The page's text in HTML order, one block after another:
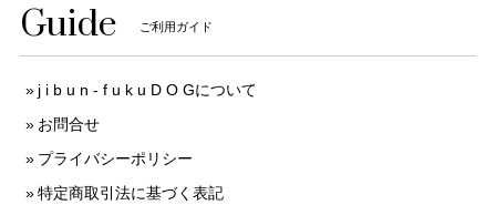
Guide ご利用ガイド
j i b u n - f u k u D O Gについて
お問合せ
プライバシーポリシー
特定商取引法に基づく表記